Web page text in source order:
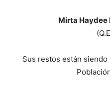
Mirta Haydee
Sus restos están